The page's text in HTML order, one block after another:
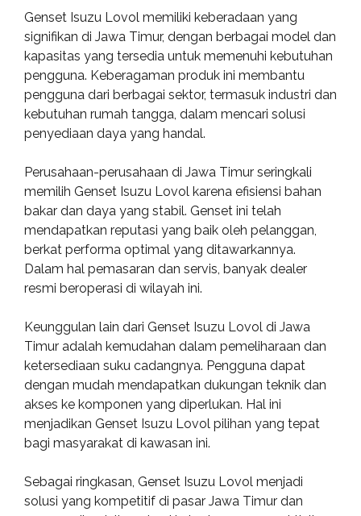
Genset Isuzu Lovol memiliki keberadaan yang
signifikan di Jawa Timur, dengan berbagai model dan
kapasitas yang tersedia untuk memenuhi kebutuhan
pengguna. Keberagaman produk ini membantu
pengguna dari berbagai sektor, termasuk industri dan
kebutuhan rumah tangga, dalam mencari solusi
penyediaan daya yang handal.
Perusahaan-perusahaan di Jawa Timur seringkali
memilih Genset Isuzu Lovol karena efisiensi bahan
bakar dan daya yang stabil. Genset ini telah
mendapatkan reputasi yang baik oleh pelanggan,
berkat performa optimal yang ditawarkannya.
Dalam hal pemasaran dan servis, banyak dealer
resmi beroperasi di wilayah ini.
Keunggulan lain dari Genset Isuzu Lovol di Jawa
Timur adalah kemudahan dalam pemeliharaan dan
ketersediaan suku cadangnya. Pengguna dapat
dengan mudah mendapatkan dukungan teknik dan
akses ke komponen yang diperlukan. Hal ini
menjadikan Genset Isuzu Lovol pilihan yang tepat
bagi masyarakat di kawasan ini.
Sebagai ringkasan, Genset Isuzu Lovol menjadi
solusi yang kompetitif di pasar Jawa Timur dan